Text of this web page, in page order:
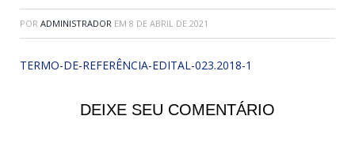
POR ADMINISTRADOR EM 8 DE ABRIL DE 2021
TERMO-DE-REFERÊNCIA-EDITAL-023.2018-1
DEIXE SEU COMENTÁRIO